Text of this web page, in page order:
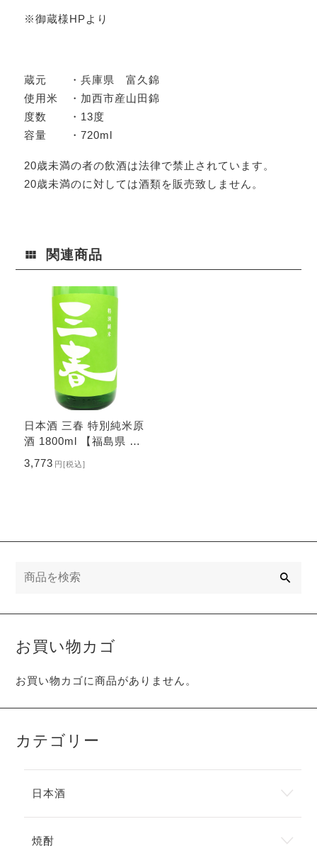
※御蔵様HPより
蔵元 ・兵庫県 富久錦
使用米 ・加西市産山田錦
度数 ・13度
容量 ・720ml
20歳未満の者の飲酒は法律で禁止されています。
20歳未満のに対しては酒類を販売致しません。
関連商品
日本酒 三春 特別純米原
酒 1800ml 【福島県 三
春酒造】
3,773 円[税込]
お買い物カゴ
お買い物カゴに商品がありません。
カテゴリー
日本酒
焼酎